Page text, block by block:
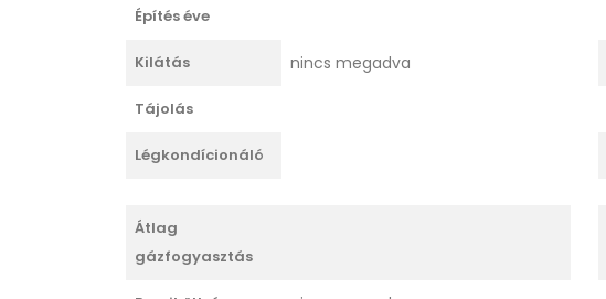
Építés éve
Kilátás
Tájolás
Légkondícionáló
nincs megadva
Átlag
gázfogyasztás